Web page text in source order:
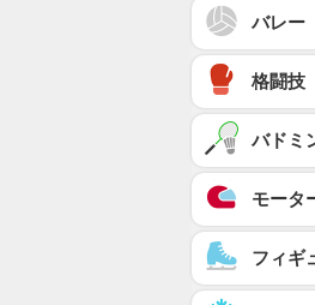
バレー
格闘技
バドミ
モータ
フィギ